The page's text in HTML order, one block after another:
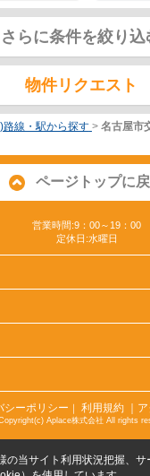
さらに条件を絞り込
物件リクエスト
路線・駅から探す > 名古屋市
ページトップに
営業時間:9：00～19：00
定休日:水曜日
シーポリシー ｜ 利用規約 ｜
Aplace株式会社 All rights
の当サイト利用状況把握、サ